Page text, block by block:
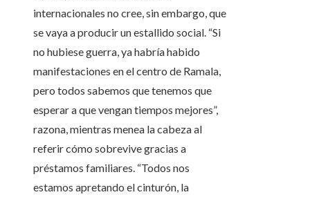
internacionales no cree, sin embargo, que
se vaya a producir un estallido social. “Si
no hubiese guerra, ya habría habido
manifestaciones en el centro de Ramala,
pero todos sabemos que tenemos que
esperar a que vengan tiempos mejores”,
razona, mientras menea la cabeza al
referir cómo sobrevive gracias a
préstamos familiares. “Todos nos
estamos apretando el cinturón, la